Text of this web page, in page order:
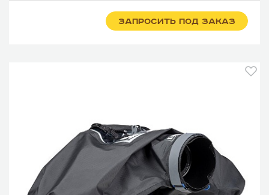
ЗАПРОСИТЬ ПОД ЗАКАЗ